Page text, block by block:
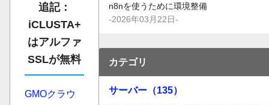
追記：
iCLUSTA+
はアルファ
SSLが無料
GMOクラウ
n8nを使うために環境整備
-2026年03月22日-
カテゴリ
サーバー（135）